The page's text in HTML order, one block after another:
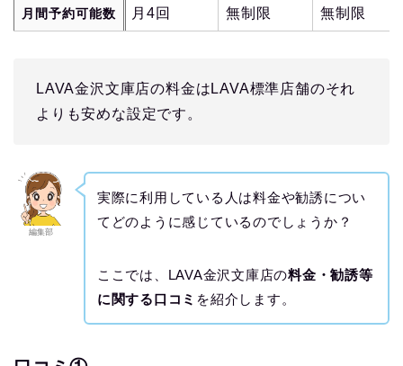
月間予約可能数 月4回 無制限 無制限
LAVA金沢文庫店の料金はLAVA標準店舗のそれ
よりも安めな設定です。
編集部
実際に利用している人は料金や勧誘につい
てどのように感じているのでしょうか？
ここでは、LAVA金沢文庫店の料金・勧誘等
に関する口コミ を紹介します。